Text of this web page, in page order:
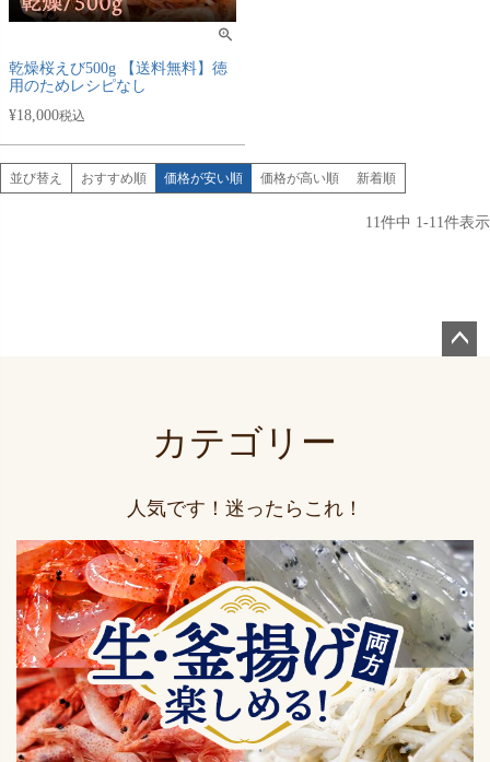
乾燥桜えび500g 【送料無料】徳
用のためレシピなし
¥18,000税込
並び替え おすすめ順 価格が安い順 価格が高い順 新着順
11件中 1-11件表示
カテゴリー
人気です！迷ったらこれ！